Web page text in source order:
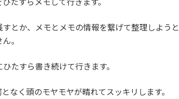
とか、メモとメモの情報を繋げて整理しようと
。
たすら書き続けて行きます。
なく頭のモヤモヤが晴れてスッキリします。